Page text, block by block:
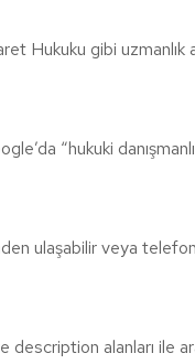
Hukuku gibi uzmanlık
“hukuki
ulaşabilir veya
description alanları ile